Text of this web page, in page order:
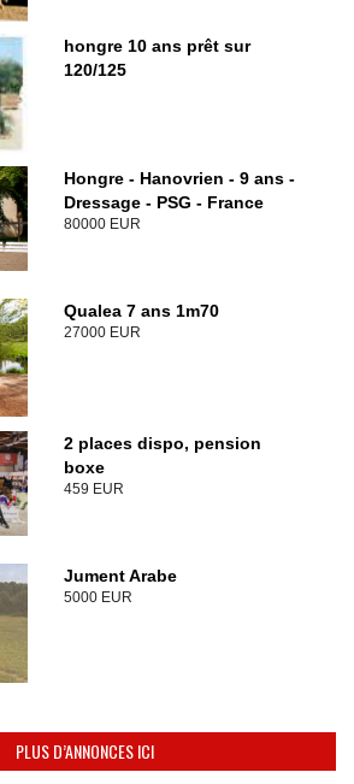
hongre 10 ans prêt sur
120/125
Hongre - Hanovrien - 9 ans -
Dressage - PSG - France
80000 EUR
Qualea 7 ans 1m70
27000 EUR
2 places dispo, pension
boxe
459 EUR
Jument Arabe
5000 EUR
PLUS D’ANNONCES ICI